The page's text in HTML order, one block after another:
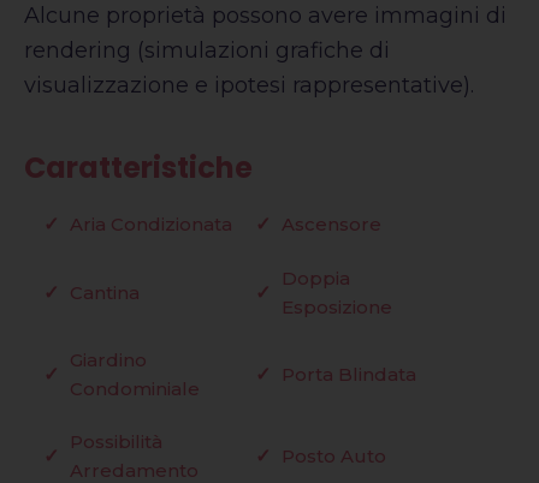
Alcune proprietà possono avere immagini di
rendering (simulazioni grafiche di
visualizzazione e ipotesi rappresentative).
Caratteristiche
Aria Condizionata Ascensore
Cantina
Doppia
Esposizione
Giardino
Condominiale
Porta Blindata
Possibilità
Arredamento
Posto Auto